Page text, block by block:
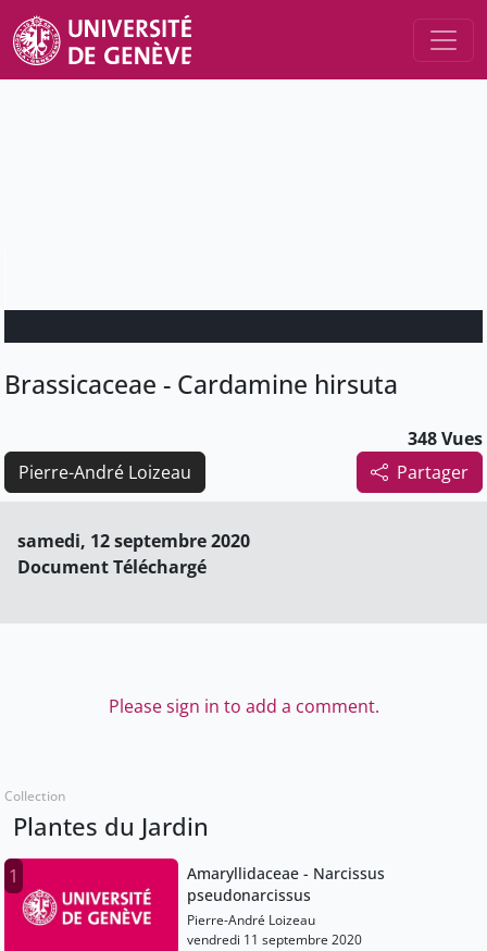
Brassicaceae - Cardamine hirsuta
348 Vues
Partager
Pierre-André Loizeau
samedi, 12 septembre 2020
Document Téléchargé
Please sign in to add a comment.
Collection
Plantes du Jardin
1
Amaryllidaceae - Narcissus
pseudonarcissus
Pierre-André Loizeau
vendredi 11 septembre 2020